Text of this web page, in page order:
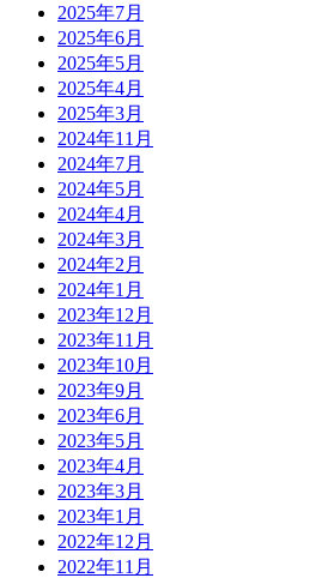
2025年7月
2025年6月
2025年5月
2025年4月
2025年3月
2024年11月
2024年7月
2024年5月
2024年4月
2024年3月
2024年2月
2024年1月
2023年12月
2023年11月
2023年10月
2023年9月
2023年6月
2023年5月
2023年4月
2023年3月
2023年1月
2022年12月
2022年11月